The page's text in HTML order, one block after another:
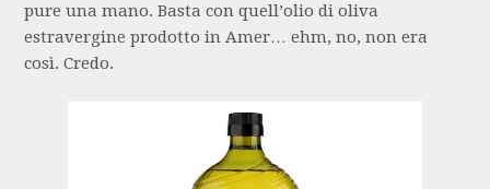
pure una mano. Basta con quell’olio di oliva
estravergine prodotto in Amer… ehm, no, non era
così. Credo.